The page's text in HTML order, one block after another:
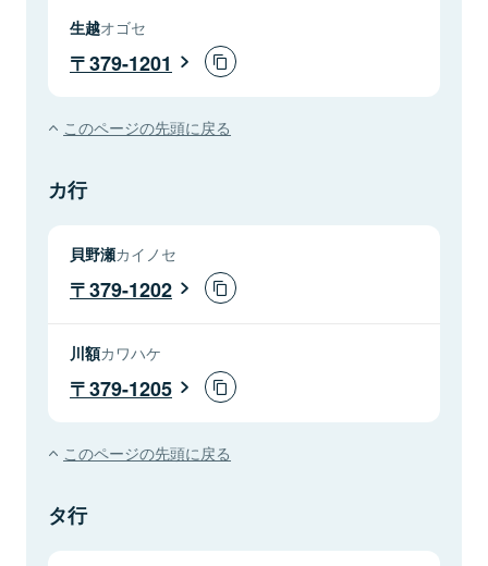
生越オゴセ
379-1201
このページの先頭に戻る
カ行
貝野瀬カイノセ
379-1202
川額カワハケ
379-1205
このページの先頭に戻る
タ行